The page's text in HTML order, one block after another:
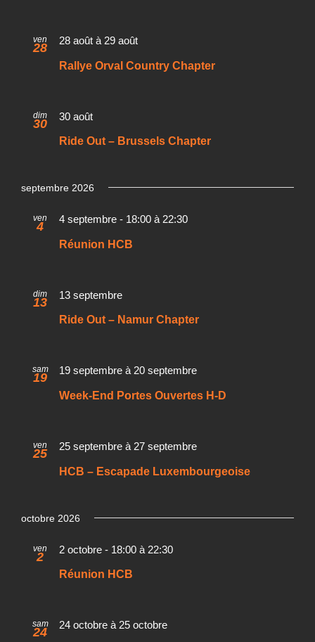
ven
28
Rallye Orval Country Chapter
28 août à 29 août
dim
30
Ride Out – Brussels Chapter
30 août
septembre 2026
ven
4
Réunion HCB
4 septembre - 18:00 à 22:30
dim
13
Ride Out – Namur Chapter
13 septembre
sam
19
Week-End Portes Ouvertes H-D
19 septembre à 20 septembre
ven
25
HCB – Escapade Luxembourgeoise
25 septembre à 27 septembre
octobre 2026
ven
2
Réunion HCB
2 octobre - 18:00 à 22:30
sam
24
24 octobre à 25 octobre